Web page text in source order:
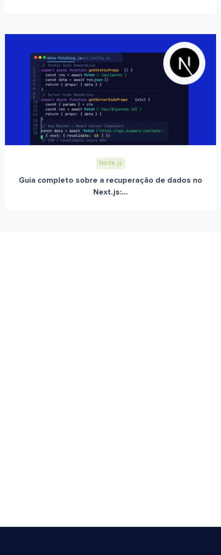
Node.js
Guia completo sobre a recuperação de dados no
Next.js:...